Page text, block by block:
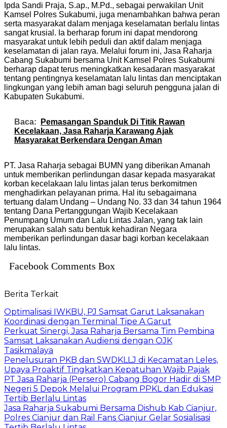
Ipda Sandi Praja, S.ap., M.Pd., sebagai perwakilan Unit
Kamsel Polres Sukabumi, juga menambahkan bahwa peran
serta masyarakat dalam menjaga keselamatan berlalu lintas
sangat krusial. Ia berharap forum ini dapat mendorong
masyarakat untuk lebih peduli dan aktif dalam menjaga
keselamatan di jalan raya. Melalui forum ini, Jasa Raharja
Cabang Sukabumi bersama Unit Kamsel Polres Sukabumi
berharap dapat terus meningkatkan kesadaran masyarakat
tentang pentingnya keselamatan lalu lintas dan menciptakan
lingkungan yang lebih aman bagi seluruh pengguna jalan di
Kabupaten Sukabumi.
Baca:
Pemasangan Spanduk Di Titik Rawan
Kecelakaan, Jasa Raharja Karawang Ajak
Masyarakat Berkendara Dengan Aman
PT. Jasa Raharja sebagai BUMN yang diberikan Amanah
untuk memberikan perlindungan dasar kepada masyarakat
korban kecelakaan lalu lintas jalan terus berkomitmen
menghadirkan pelayanan prima. Hal itu sebagaimana
tertuang dalam Undang – Undang No. 33 dan 34 tahun 1964
tentang Dana Pertanggungan Wajib Kecelakaan
Penumpang Umum dan Lalu Lintas Jalan, yang tak lain
merupakan salah satu bentuk kehadiran Negara
memberikan perlindungan dasar bagi korban kecelakaan
lalu lintas.
Facebook Comments Box
Berita Terkait
Optimalisasi IWKBU, PJ Samsat Garut Laksanakan
Koordinasi dengan Terminal Tipe A Garut
Perkuat Sinergi, Jasa Raharja Bersama Tim Pembina
Samsat Laksanakan Audiensi dengan OJK
Tasikmalaya
Penelusuran PKB dan SWDKLLJ di Kecamatan Leles,
Upaya Proaktif Tingkatkan Kepatuhan Wajib Pajak
PT Jasa Raharja (Persero) Cabang Bogor Hadir di SMP
Negeri 5 Depok Melalui Program PPKL dan Edukasi
Tertib Berlalu Lintas
Jasa Raharja Sukabumi Bersama Dishub Kab Cianjur,
Polres Cianjur dan Rail Fans Cianjur Gelar Sosialisasi